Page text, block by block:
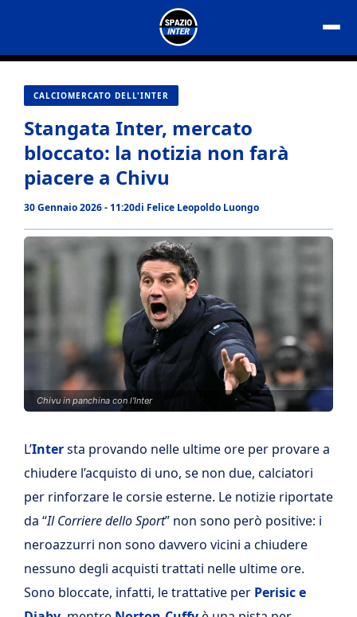
contenuto
CALCIOMERCATO DELL'INTER
Stangata Inter, mercato
bloccato: la notizia non farà
piacere a Chivu
30 Gennaio 2026 - 11:20di Felice Leopoldo Luongo
Chivu in panchina con l'Inter
L’Intersta provando nelle ultime ore per provare a
chiudere l’acquisto di uno, se non due, calciatori
per rinforzare le corsie esterne. Le notizie riportate
da “Il Corriere dello Sport” non sono però positive: i
neroazzurri non sono davvero vicini a chiudere
nessuno degli acquisti trattati nelle ultime ore.
Sono bloccate, infatti, le trattative per Perisic e